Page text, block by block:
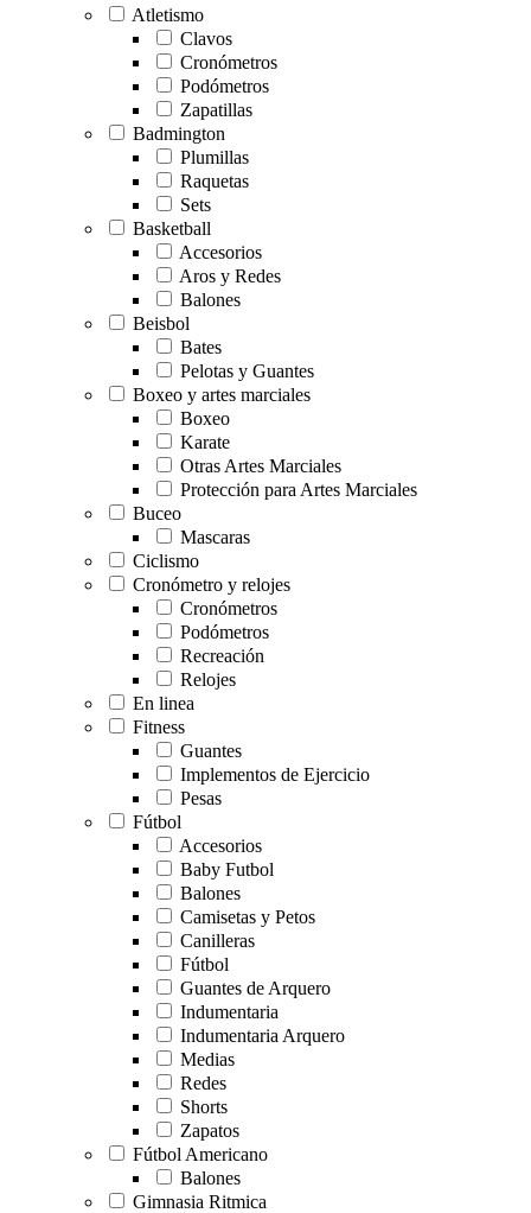
Atletismo
Clavos
Cronómetros
Podómetros
Zapatillas
Badmington
Plumillas
Raquetas
Sets
Basketball
Accesorios
Aros y Redes
Balones
Beisbol
Bates
Pelotas y Guantes
Boxeo y artes marciales
Boxeo
Karate
Otras Artes Marciales
Protección para Artes Marciales
Buceo
Mascaras
Ciclismo
Cronómetro y relojes
Cronómetros
Podómetros
Recreación
Relojes
En linea
Fitness
Guantes
Implementos de Ejercicio
Pesas
Fútbol
Accesorios
Baby Futbol
Balones
Camisetas y Petos
Canilleras
Fútbol
Guantes de Arquero
Indumentaria
Indumentaria Arquero
Medias
Redes
Shorts
Zapatos
Fútbol Americano
Balones
Gimnasia Ritmica